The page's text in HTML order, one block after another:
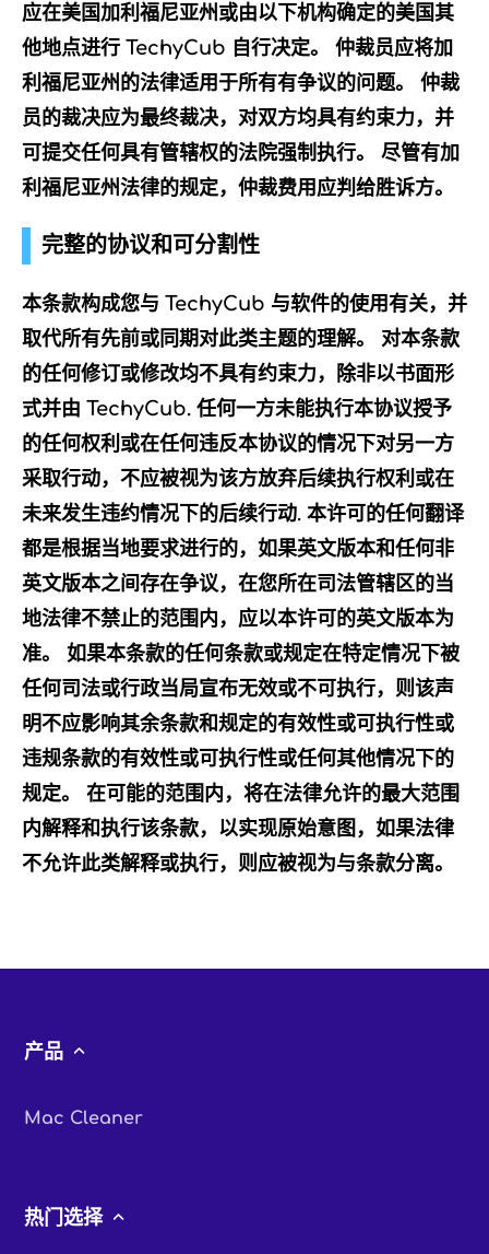
应在美国加利福尼亚州或由以下机构确定的美国其
他地点进行 TechyCub 自行决定。 仲裁员应将加
利福尼亚州的法律适用于所有有争议的问题。 仲裁
员的裁决应为最终裁决，对双方均具有约束力，并
可提交任何具有管辖权的法院强制执行。 尽管有加
利福尼亚州法律的规定，仲裁费用应判给胜诉方。
完整的协议和可分割性
本条款构成您与 TechyCub 与软件的使用有关，并
取代所有先前或同期对此类主题的理解。 对本条款
的任何修订或修改均不具有约束力，除非以书面形
式并由 TechyCub. 任何一方未能执行本协议授予
的任何权利或在任何违反本协议的情况下对另一方
采取行动，不应被视为该方放弃后续执行权利或在
未来发生违约情况下的后续行动. 本许可的任何翻译
都是根据当地要求进行的，如果英文版本和任何非
英文版本之间存在争议，在您所在司法管辖区的当
地法律不禁止的范围内，应以本许可的英文版本为
准。 如果本条款的任何条款或规定在特定情况下被
任何司法或行政当局宣布无效或不可执行，则该声
明不应影响其余条款和规定的有效性或可执行性或
违规条款的有效性或可执行性或任何其他情况下的
规定。 在可能的范围内，将在法律允许的最大范围
内解释和执行该条款，以实现原始意图，如果法律
不允许此类解释或执行，则应被视为与条款分离。
产品
Mac Cleaner
热门选择